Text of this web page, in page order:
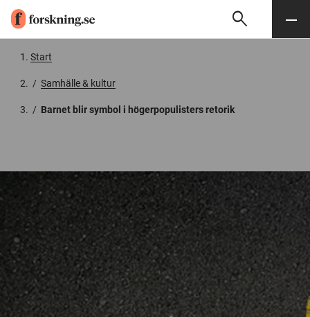
Söksearch Meny
Start
/ Samhälle & kultur
/ Barnet blir symbol i högerpopulisters retorik